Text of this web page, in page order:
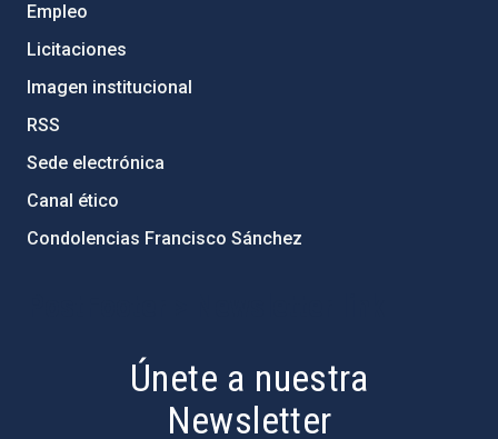
Empleo
Licitaciones
Imagen institucional
RSS
Sede electrónica
Canal ético
Condolencias Francisco Sánchez
Únete a nuestra
Newsletter